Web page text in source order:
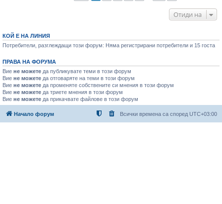
Отиди на
КОЙ Е НА ЛИНИЯ
Потребители, разглеждащи този форум: Няма регистрирани потребители и 15 госта
ПРАВА НА ФОРУМА
Вие не можете да публикувате теми в този форум
Вие не можете да отговаряте на теми в този форум
Вие не можете да променяте собствените си мнения в този форум
Вие не можете да триете мнения в този форум
Вие не можете да прикачвате файлове в този форум
Начало форум Всички времена са според UTC+03:00